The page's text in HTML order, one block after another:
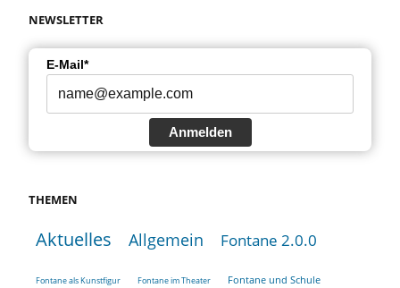
NEWSLETTER
E-Mail*
Anmelden
THEMEN
Aktuelles Allgemein Fontane 2.0.0
Fontane als Kunstfigur Fontane im Theater Fontane und Schule